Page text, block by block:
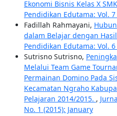
Ekonomi Bisnis Kelas X
Pendidikan Edutama: Vol.
Fadillah Rahmayani,
dalam Belajar dengan
Pendidikan Edutama: Vol.
Sutrisno Sutrisno,
Melalui Team Game
Permainan Domino Pada
Kecamatan Ngraho
Pelajaran 2014/2015. ,
No. 1 (2015): January